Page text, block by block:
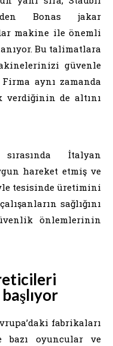
Bonas jakar
makine ile önemli
Bu talimatlara
güvenle
aynı zamanda
verdiğinin de altını
İtalyan
hareket etmiş ve
tesisinde üretimini
sağlığını
önlemlerinin
fabrikaları
bazı oyuncular ve